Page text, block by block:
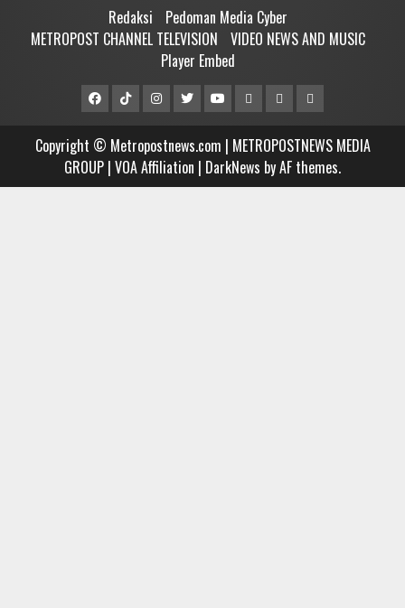
Redaksi
Pedoman Media Cyber
METROPOST CHANNEL TELEVISION
VIDEO NEWS AND MUSIC
Player Embed
FacebookTiktok
Media
Group
Instagram
TwitterYoutubeMCTVVIDEO
AND
MUSIC
Player
Copyright © Metropostnews.com | METROPOSTNEWS MEDIA
GROUP | VOA Affiliation | DarkNews by AF themes.